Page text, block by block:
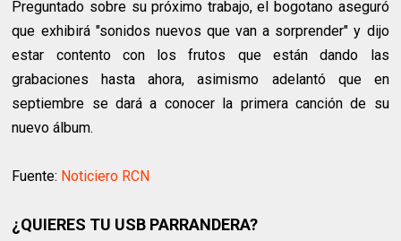
Preguntado sobre su próximo trabajo, el bogotano aseguró
que exhibirá "sonidos nuevos que van a sorprender" y dijo
estar contento con los frutos que están dando las
grabaciones hasta ahora, asimismo adelantó que en
septiembre se dará a conocer la primera canción de su
nuevo álbum.
Fuente: Noticiero RCN
¿QUIERES TU USB PARRANDERA?